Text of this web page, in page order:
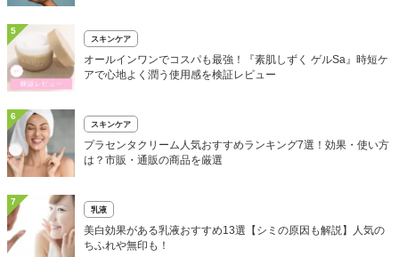
5
スキンケア
オールインワンでコスパも最強！『素肌しずく ゲルSa』時短ケ
アで心地よく潤う使用感を検証レビュー
6
スキンケア
プラセンタクリーム人気おすすめランキング7選！効果・使い方
は？市販・通販の商品を厳選
7
乳液
美白効果がある乳液おすすめ13選【シミの原因も解説】人気の
ちふれや無印も！